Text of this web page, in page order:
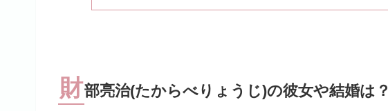
財部亮治(たからべりょうじ)の彼女や結婚は？